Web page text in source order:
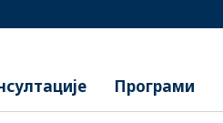
Програми